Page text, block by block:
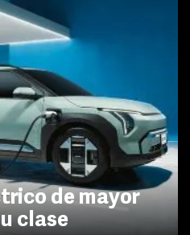
de mayor
clase